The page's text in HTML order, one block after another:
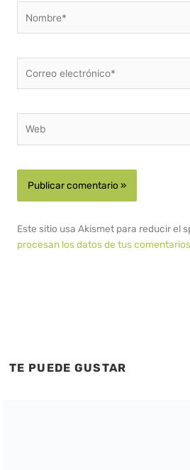
electrónico*
Este sitio usa Akismet para reducir el
procesan los datos de tus
TE PUEDE GUSTAR